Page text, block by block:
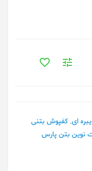
ای, کفپوش بتنی
نوین بتن پارس